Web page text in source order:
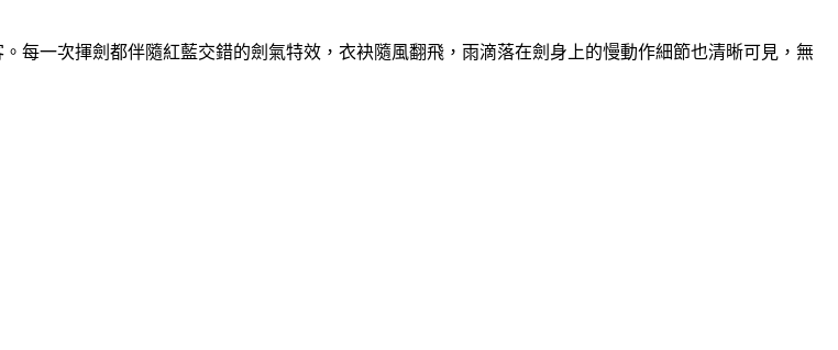
每一次揮劍都伴隨紅藍交錯的劍氣特效，衣袂隨風翻飛，雨滴落在劍身上的慢動作細節也清晰可見，無